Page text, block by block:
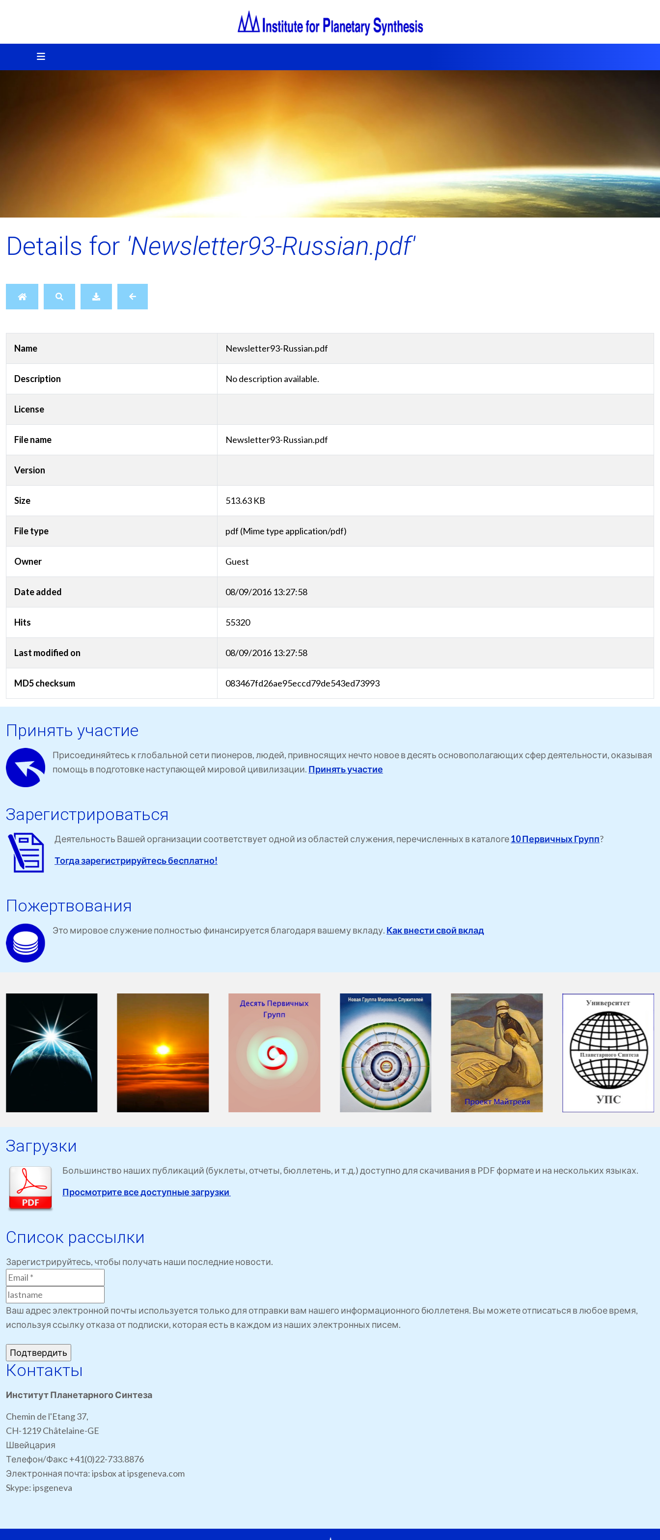
Details for 'Newsletter93-Russian.pdf'
Name Newsletter93-Russian.pdf
Description No description available.
License
File name Newsletter93-Russian.pdf
Version
Size 513.63 KB
File type pdf (Mime type application/pdf)
Owner Guest
Date added 08/09/2016 13:27:58
Hits 55320
Last modified on 08/09/2016 13:27:58
MD5 checksum 083467fd26ae95eccd79de543ed73993
Принять участие
Присоединяйтесь к глобальной сети пионеров, людей, привносящих нечто новое в десять основополагающих сфер деятельности, оказывая
помощь в подготовке наступающей мировой цивилизации. Принять участие
Зарегистрироваться
Деятельность Вашей организации соответствует одной из областей служения, перечисленных в каталоге10 Первичных Групп?
Тогда зарегистрируйтесь бесплатно!
Пожертвования
Это мировое служение полностью финансируется благодаря вашему вкладу. Как внести свой вклад
Загрузки
Большинство наших публикаций (буклеты, отчеты, бюллетень, и т.д.) доступно для скачивания в PDF формате и на нескольких языках.
Просмотрите все доступные загрузки
Список рассылки
Зарегистрируйтесь, чтобы получать наши последние новости.
Ваш адрес электронной почты используется только для отправки вам нашего информационного бюллетеня. Вы можете отписаться в любое время,
используя ссылку отказа от подписки, которая есть в каждом из наших электронных писем.
Контакты
Институт Планетарного Синтеза
Chemin de l'Etang 37,
CH-1219 Châtelaine-GE
Швейцария
Телефон/Факс +41(0)22-733.8876
Электронная почта: ipsbox at ipsgeneva.com
Skype: ipsgeneva